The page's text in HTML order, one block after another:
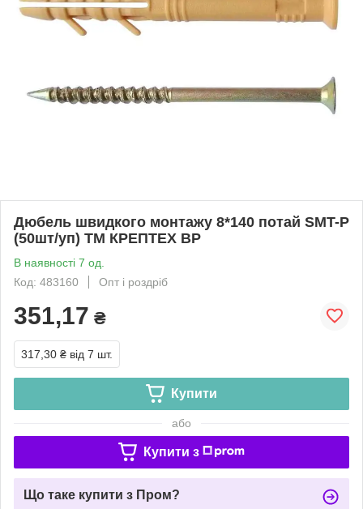
Дюбель швидкого монтажу 8*140 потай SMT-P
(50шт/уп) ТМ КРЕПТЕХ BP
В наявності 7 од.
Код: 483160
Опт і роздріб
351,17 ₴
317,30 ₴ від 7 шт.
Купити
або
Купити з
Що таке купити з Пром?